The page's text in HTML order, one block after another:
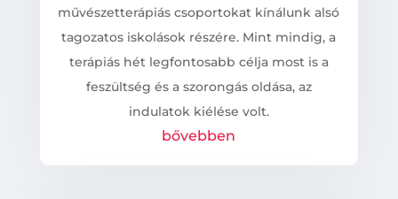
művészetterápiás csoportokat kínálunk alsó
tagozatos iskolások részére. Mint mindig, a
terápiás hét legfontosabb célja most is a
feszültség és a szorongás oldása, az
indulatok kiélése volt.
bővebben